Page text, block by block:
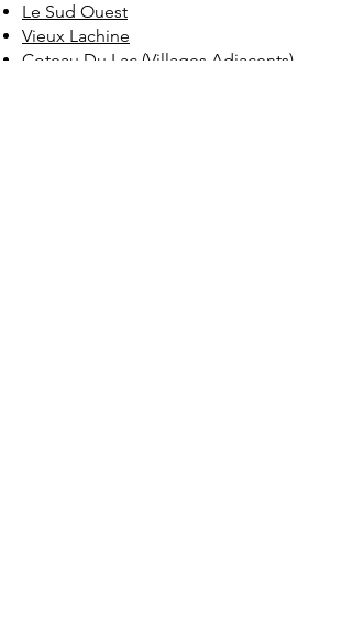
Le Sud Ouest
Vieux Lachine
Coteau Du Lac (Villages Adjacents)